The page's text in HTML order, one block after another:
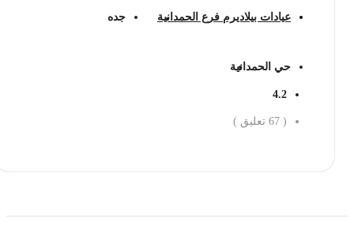
عيادات بيلاديرم فرع الحمدانية جده
حي الحمدانية
4.2
67 تعليق )